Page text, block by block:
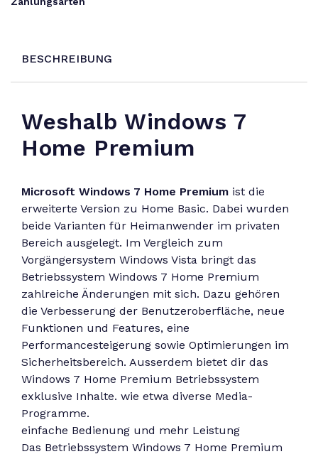
BESCHREIBUNG
Weshalb Windows 7
Home Premium
Microsoft Windows 7 Home Premium ist die
erweiterte Version zu Home Basic. Dabei wurden
beide Varianten für Heimanwender im privaten
Bereich ausgelegt. Im Vergleich zum
Vorgängersystem Windows Vista bringt das
Betriebssystem Windows 7 Home Premium
zahlreiche Änderungen mit sich. Dazu gehören
die Verbesserung der Benutzeroberfläche, neue
Funktionen und Features, eine
Performancesteigerung sowie Optimierungen im
Sicherheitsbereich. Ausserdem bietet dir das
Windows 7 Home Premium Betriebssystem
exklusive Inhalte. wie etwa diverse Media-
Programme.
einfache Bedienung und mehr Leistung
Das Betriebssystem Windows 7 Home Premium